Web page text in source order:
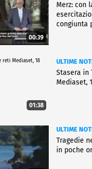
00:39
Merz: con
congiunta
01:38
ULTIME
Stasera in
Mediaset,
ULTIME
Tragedie
in poche